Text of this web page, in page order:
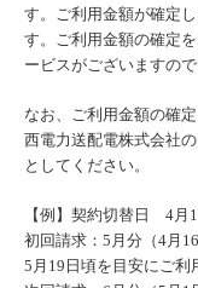
す。ご利用金額が確定
す。ご利用金額の確定
ービスがございますの
なお、ご利用金額の確
西電力送配電株式会社
としてください。
【例】契約切替日 4
初回請求：5月分（4月
5月19日頃を目安にご利